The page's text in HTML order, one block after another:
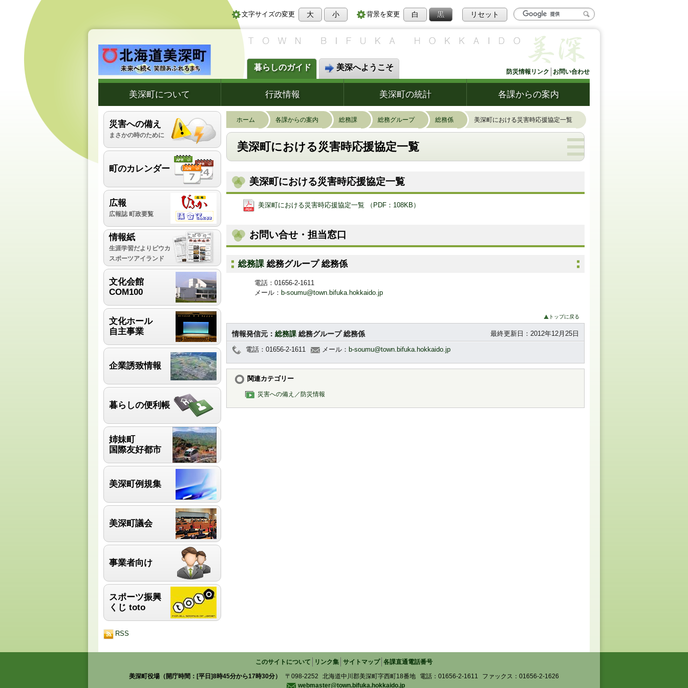
文字サイズの変更 大 小 背景を変更 白 黒 リセット
防災情報リンク お問い合わせ
暮らしのガイド 美深へようこそ
美深町について 行政情報 美深町の統計 各課からの案内
ホーム 各課からの案内 総務課 総務グループ 総務係 美深町における災害時応援協定一覧
美深町における災害時応援協定一覧
美深町における災害時応援協定一覧
美深町における災害時応援協定一覧 （PDF：108KB）
お問い合せ・担当窓口
総務課 総務グループ 総務係
電話：01656-2-1611
メール： b-soumu@town.bifuka.hokkaido.jp
トップに戻る
最終更新日：2012年12月25日
情報発信元： 総務課 総務グループ 総務係
電話：01656-2-1611 メール： b-soumu@town.bifuka.hokkaido.jp
関連カテゴリー
災害への備え／防災情報
災害への備え
まさかの時のために
町のカレンダー
広報
広報誌 町政要覧
情報紙
生涯学習だよりピウカ
スポーツアイランド
文化会館
COM100
文化ホール
自主事業
企業誘致情報
暮らしの便利帳
姉妹町
国際友好都市
美深町例規集
美深町議会
事業者向け
スポーツ振興
くじ toto
RSS
このサイトについて リンク集 サイトマップ 各課直通電話番号
美深町役場（開庁時間：[平日]8時45分から17時30分）
〒098-2252 北海道中川郡美深町字西町18番地 電話：01656-2-1611
ファックス：01656-2-1626
webmaster@town.bifuka.hokkaido.jp